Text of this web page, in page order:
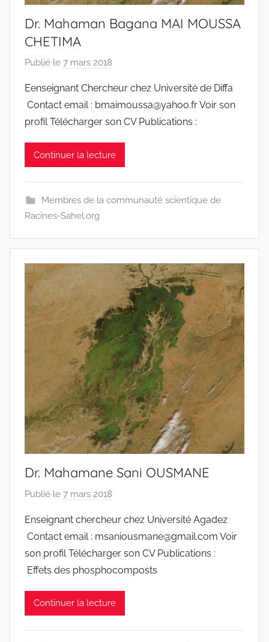
Dr. Mahaman Bagana MAI MOUSSA
CHETIMA
Publié le 7 mars 2018
r
r
a
c
i
s
p
Eenseignant Chercheur chez Université de Diffa
Contact email : bmaimoussa@yahoo.fr Voir son
profil Télécharger son CV Publications :
Continuer la lecture
Membres de la communauté scientique de
Racines-Sahel.org
Dr. Mahamane Sani OUSMANE
Publié le 7 mars 2018
r
r
a
c
n
e
Enseignant chercheur chez Université Agadez
Contact email : msaniousmane@gmail.com Voir
son profil Télécharger son CV Publications :
Effets des phosphocomposts
Continuer la lecture